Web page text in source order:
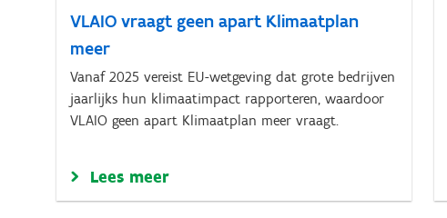
VLAIO vraagt geen apart Klimaatplan
meer
Vanaf 2025 vereist EU-wetgeving dat grote bedrijven
jaarlijks hun klimaatimpact rapporteren, waardoor
VLAIO geen apart Klimaatplan meer vraagt.
Lees meer